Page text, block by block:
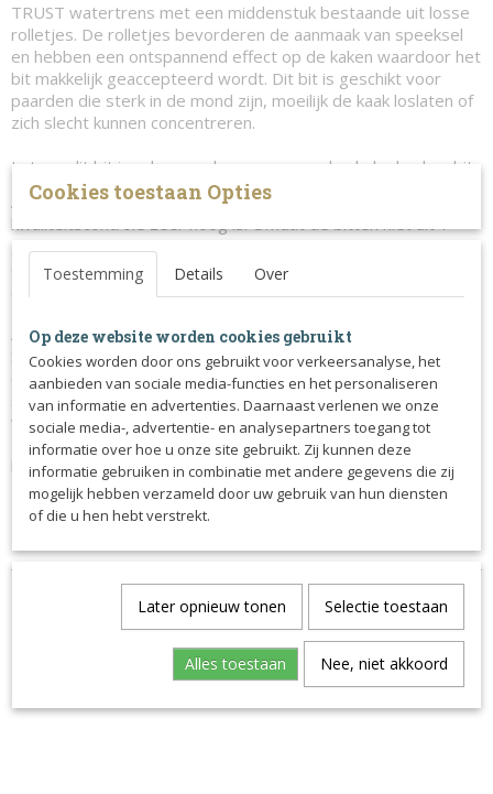
TRUST watertrens met een middenstuk bestaande uit losse
rolletjes. De rolletjes bevorderen de aanmaak van speeksel
en hebben een ontspannend effect op de kaken waardoor het
bit makkelijk geaccepteerd wordt. Dit bit is geschikt voor
paarden die sterk in de mond zijn, moeilijk de kaak loslaten of
zich slecht kunnen concentreren.
Let op, dit bit is scherper dan een normaal enkelgebroken bit.
Alle trust bitten worden met de hand gemaakt waardoor de
kwaliteitscontrole zeer hoog is. Omdat de bitten niet uit 1
geheel bestaan maar uit meerdere kleine deeltjes welke aan
elkaar gelast worden hebben de bitten een nog betere
anatomische vorm.
Alle mondstukken van de Trust bitten zijn gemaakt van een
Sweet Iron materiaal. Dit materiaal is licht oxiderend
(roestend) en heeft een zoete smaak waardoor
speekselaanmaak wordt gestimuleerd en het bit zo beter
wordt geaccepteerd door het paard. Het blauwe mondstuk
zal gedurende het gebruik (door het oxidatie proces)
lichtbruin worden.
Het Trust bit heeft een dikte van 16 mm.
Cookies toestaan Opties
Toestemming Details Over
Op deze website worden cookies gebruikt
Cookies worden door ons gebruikt voor verkeersanalyse, het
aanbieden van sociale media-functies en het personaliseren
van informatie en advertenties. Daarnaast verlenen we onze
sociale media-, advertentie- en analysepartners toegang tot
informatie over hoe u onze site gebruikt. Zij kunnen deze
informatie gebruiken in combinatie met andere gegevens die zij
mogelijk hebben verzameld door uw gebruik van hun diensten
of die u hen hebt verstrekt.
Later opnieuw tonen Selectie toestaan
Alles toestaan Nee, niet akkoord